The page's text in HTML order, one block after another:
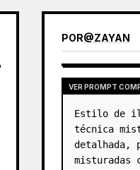
POR@ZAYAN
VER PROMPT
Estilo de
técnica
detalhada,
misturadas